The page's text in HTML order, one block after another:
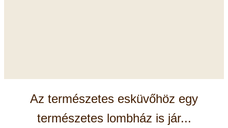
Az természetes esküvőhöz egy
természetes lombház is jár...